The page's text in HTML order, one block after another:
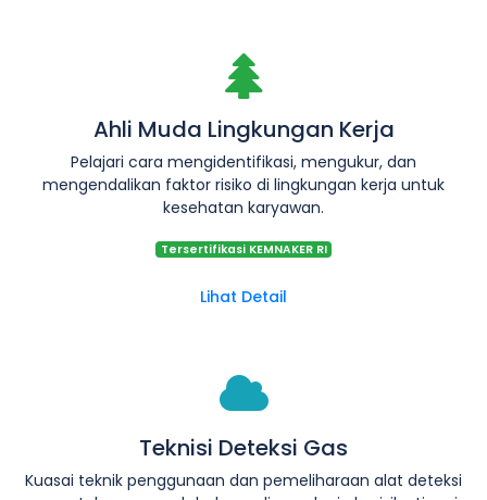
Ahli Muda Lingkungan Kerja
Pelajari cara mengidentifikasi, mengukur, dan
mengendalikan faktor risiko di lingkungan kerja untuk
kesehatan karyawan.
Tersertifikasi KEMNAKER RI
Lihat Detail
Teknisi Deteksi Gas
Kuasai teknik penggunaan dan pemeliharaan alat deteksi